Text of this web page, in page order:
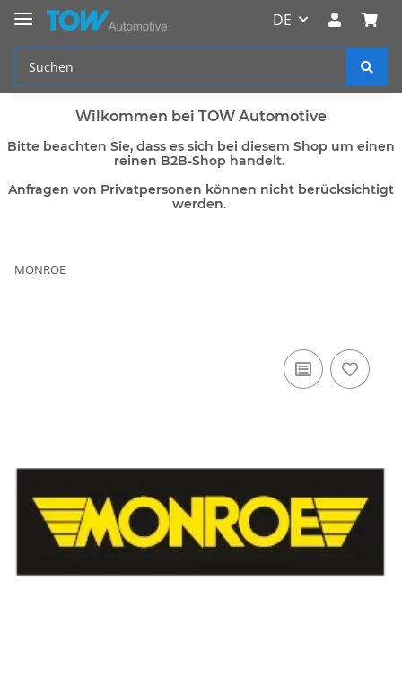
DE
Wilkommen bei TOW Automotive
Bitte beachten Sie, dass es sich bei diesem Shop um einen
reinen B2B-Shop handelt.
Anfragen von Privatpersonen können nicht berücksichtigt
werden.
MONROE